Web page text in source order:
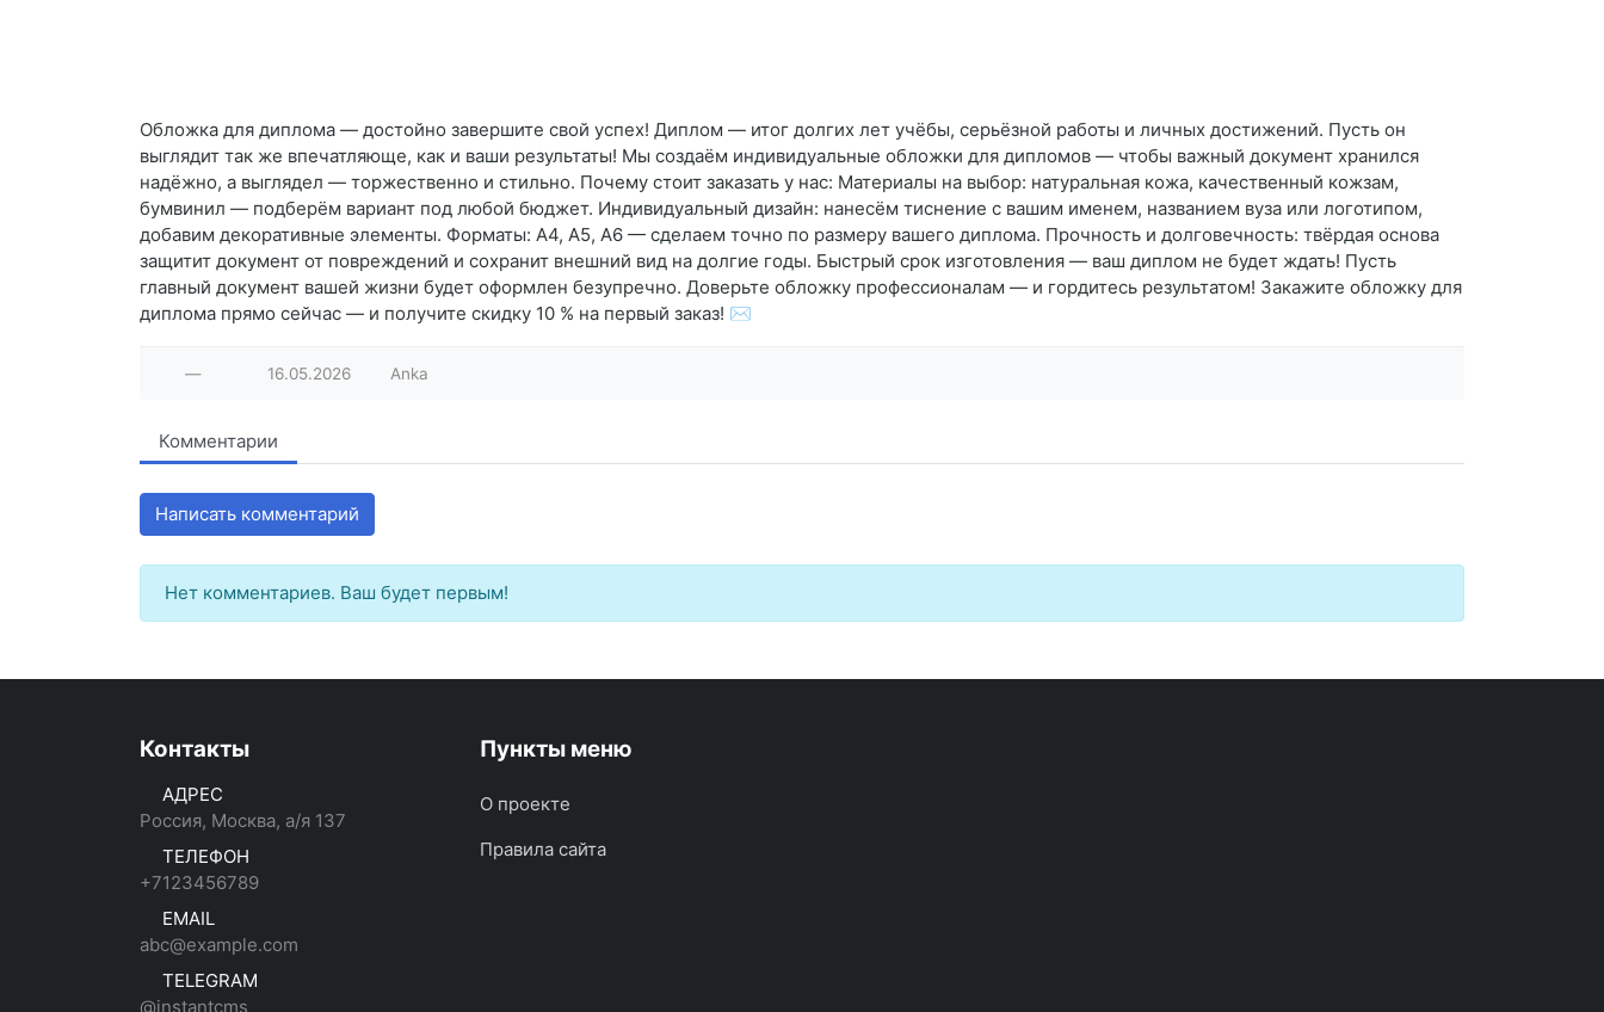
Обложка для диплома — достойно завершите свой успех! Диплом — итог долгих лет учёбы, серьёзной работы и личных достижений. Пусть он
выглядит так же впечатляюще, как и ваши результаты! Мы создаём индивидуальные обложки для дипломов — чтобы важный документ хранился
надёжно, а выглядел — торжественно и стильно. Почему стоит заказать у нас: Материалы на выбор: натуральная кожа, качественный кожзам,
бумвинил — подберём вариант под любой бюджет. Индивидуальный дизайн: нанесём тиснение с вашим именем, названием вуза или логотипом,
добавим декоративные элементы. Форматы: А4, А5, А6 — сделаем точно по размеру вашего диплома. Прочность и долговечность: твёрдая основа
защитит документ от повреждений и сохранит внешний вид на долгие годы. Быстрый срок изготовления — ваш диплом не будет ждать! Пусть
главный документ вашей жизни будет оформлен безупречно. Доверьте обложку профессионалам — и гордитесь результатом! Закажите обложку для
диплома прямо сейчас — и получите скидку 10 % на первый заказ! ✉️
— 16.05.2026 Anka
Комментарии
Написать комментарий
Нет комментариев. Ваш будет первым!
Контакты
АДРЕС
Россия, Москва, а/я 137
ТЕЛЕФОН
+7123456789
EMAIL
abc@example.com
TELEGRAM
@instantcms
Пункты меню
О проекте
Правила сайта